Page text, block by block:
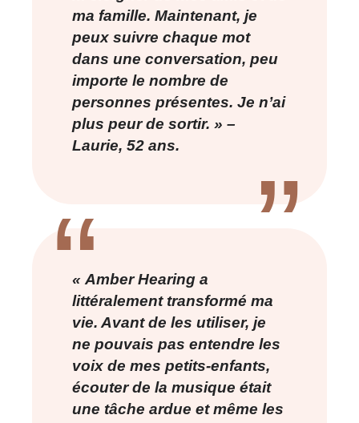
ma famille. Maintenant, je
peux suivre chaque mot
dans une conversation, peu
importe le nombre de
personnes présentes. Je n’ai
plus peur de sortir. » –
Laurie, 52 ans.
« Amber Hearing a
littéralement transformé ma
vie. Avant de les utiliser, je
ne pouvais pas entendre les
voix de mes petits-enfants,
écouter de la musique était
une tâche ardue et même les